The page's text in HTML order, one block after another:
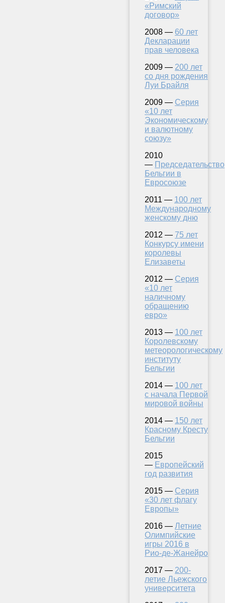
«Римский
договор»
2008 — 60 лет
Декларации
прав человека
2009 — 200 лет
со дня рождения
Луи Брайля
2009 — Серия
«10 лет
Экономическому
и валютному
союзу»
2010
— Председательство
Бельгии в
Евросоюзе
2011 — 100 лет
Международному
женскому дню
2012 — 75 лет
Конкурсу имени
королевы
Елизаветы
2012 — Серия
«10 лет
наличному
обращению
евро»
2013 — 100 лет
Королевскому
метеорологическому
институту
Бельгии
2014 — 100 лет
с начала Первой
мировой войны
2014 — 150 лет
Красному Кресту
Бельгии
2015
— Европейский
год развития
2015 — Серия
«30 лет флагу
Европы»
2016 — Летние
Олимпийские
игры 2016 в
Рио-де-Жанейро
2017 — 200-
летие Льежского
университета